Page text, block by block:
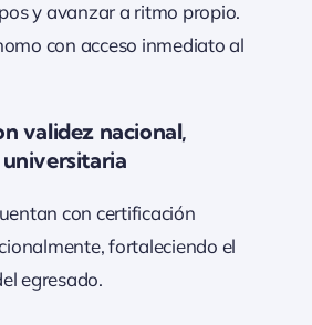
y avanzar a ritmo propio.
con acceso inmediato al
validez nacional,
con certificación
fortaleciendo el
egresado.